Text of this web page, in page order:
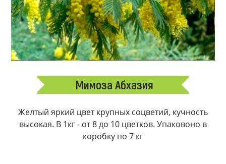
Мимоза Абхазия
Желтый яркий цвет крупных соцветий, кучность
высокая. В 1кг - от 8 до 10 цветков. Упаковоно в
коробку по 7 кг